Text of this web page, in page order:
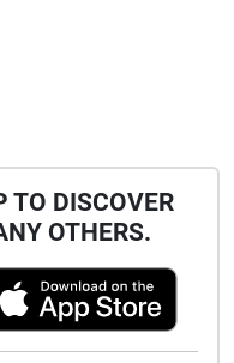
TO DISCOVER
OTHERS.